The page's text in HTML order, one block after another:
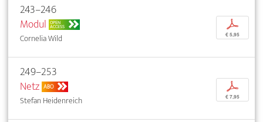
243–246
Modul OPEN
ACCESS
Cornelia Wild
p
€ 5,95
249–253
Netz ABO
Stefan Heidenreich
p
€ 7,95